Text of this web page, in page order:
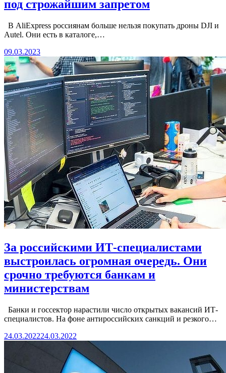
под строжайшим запретом
В AliExpress россиянам больше нельзя покупать дроны DJI и
Autel. Они есть в каталоге,…
09.03.2023
За российскими ИТ-специалистами
выстроилась огромная очередь. Они
срочно требуются банкам и
министерствам
Банки и госсектор нарастили число открытых вакансий ИТ-
специалистов. На фоне антироссийских санкций и резкого…
24.03.202224.03.2022